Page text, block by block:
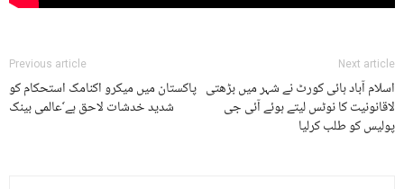
Previous article
پاکستان میں میکرو اکنامک استحکام کو
شدید خدشات لاحق ہے ٗعالمی بینک
Next article
اسلام آباد ہائی کورٹ نے شہر میں بڑھتی
لاقانونیت کا نوٹس لیتے ہوئے آئی جی
پولیس کو طلب کرلیا